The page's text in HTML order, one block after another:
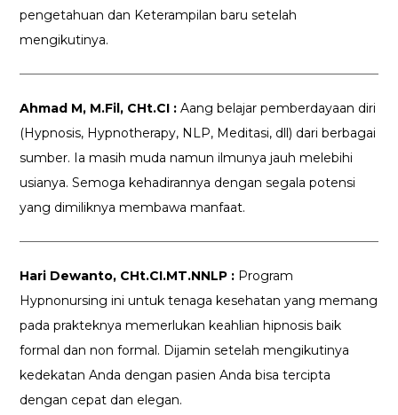
pengetahuan dan Keterampilan baru setelah
mengikutinya.
Ahmad M, M.Fil, CHt.CI : Aang belajar pemberdayaan diri
(Hypnosis, Hypnotherapy, NLP, Meditasi, dll) dari berbagai
sumber. Ia masih muda namun ilmunya jauh melebihi
usianya. Semoga kehadirannya dengan segala potensi
yang dimiliknya membawa manfaat.
Hari Dewanto, CHt.CI.MT.NNLP : Program
Hypnonursing ini untuk tenaga kesehatan yang memang
pada prakteknya memerlukan keahlian hipnosis baik
formal dan non formal. Dijamin setelah mengikutinya
kedekatan Anda dengan pasien Anda bisa tercipta
dengan cepat dan elegan.